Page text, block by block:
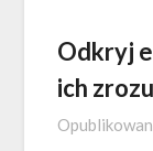
Odkryj
ich